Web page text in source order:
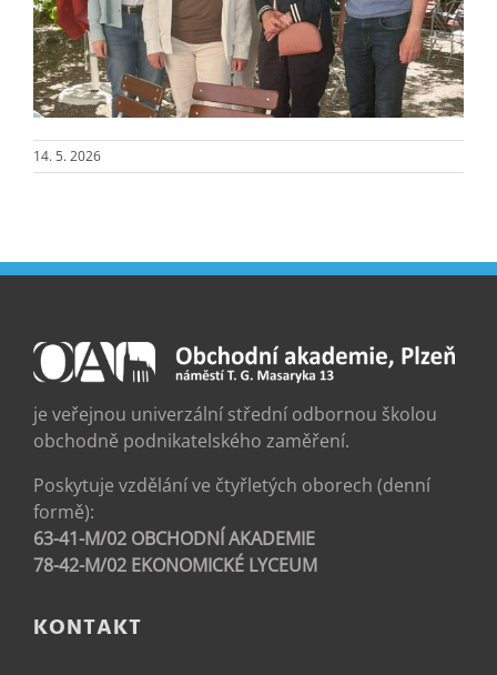
14. 5. 2026
je veřejnou univerzální střední odbornou školou
obchodně podnikatelského zaměření.
Poskytuje vzdělání ve čtyřletých oborech (denní
formě):
63-41-M/02 OBCHODNÍ AKADEMIE
78-42-M/02 EKONOMICKÉ LYCEUM
KONTAKT